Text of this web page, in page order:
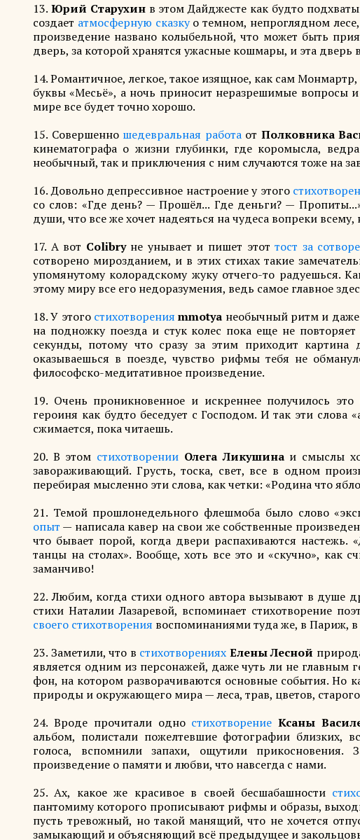
13. Юрий Старухинв этом Дайджесте как будто
создает атмосферную сказкуо темном, непроглядном
произведение названо колыбельной, что может быть
дверь, за которой хранятся ужасные кошмары, и эта дверь
14. Романтичное, легкое, такое изящное, как сам Монмартр,
буквы «Месьё», а ночь приносит неразрешимые вопросы
мире все будет точно хорошо.
15. Совершенно шедевральная работаот Полковника
кинематографа о жизни глубинки, где коромысла,
необычный, так и приключения с ним случаются тоже на
16. Довольно депрессивное настроение у этого
со слов: «Где день? — Прошёл... Где деньги? —
души, что все же хочет надеяться на чудеса вопреки
17. А вот Colibryне унывает и пишет этоттост за
сотворено мирозданием, и в этих стихах такие
упомянутому колорадскому жуку отчего-то радуешься.
этому миру все его недоразумения, ведь самое главное
18. У этого стихотворения mmotya необычный ритм и даже
на подножку поезда и стук колес пока еще не
секунды, потому что сразу за этим приходит
оказываешься в поезде, чувство рифмы тебя не
философско-медитативное произведение.
19. Очень проникновенное и искреннее получилось это
героиня как будто беседует с Господом. И так эти
сжимается, пока читаешь.
20. В этом стихотворении Олега Ликушинаи смыслы
завораживающий. Грусть, тоска, свет, все в одном
перебирая мысленно эти слова, как четки: «Родина что
21. Темой прошлонедельного флешмоба было слово
опыт — написала кавер на свои же собственные
что бывает порой, когда двери распахиваются
танцы на столах». Вообще, хоть все это и «скучно», как
заманчиво!
22. Любим, когда стихи одного автора вызывают в душе
стихи Наталии Лазаревой, вспоминает стихотворение
своего стихотворения воспоминаниями туда же, в Париж, в
23. Заметили, что в стихотворениях Елены Лесной
является одним из персонажей, даже чуть ли не главным
фон, на котором разворачиваются основные события. Но
природы и окружающего мира — леса, трав, цветов,
24. Вроде прочитали одно стихотворение Ксаны
альбом, полистали пожелтевшие фотографии
голоса, вспомнили запахи, ощутили прикосновения.
произведение о памяти и любви, что навсегда с нами.
25. Ах, какое же красивое в своей бесшабашности
пантомиму которого прописывают рифмы и образы,
пусть тревожный, но такой манящий, что не хочется
замыкающий и объясняющий всё предыдущее и